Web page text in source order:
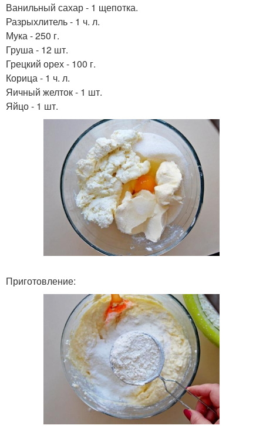
Ванильный сахар - 1 щепотка.
Разрыхлитель - 1 ч. л.
Мука - 250 г.
Груша - 12 шт.
Грецкий орех - 100 г.
Корица - 1 ч. л.
Яичный желток - 1 шт.
Яйцо - 1 шт.
Приготовление: